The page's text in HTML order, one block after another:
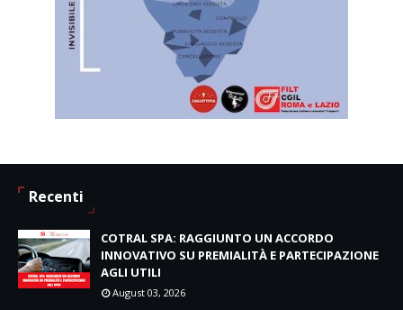
Recenti
COTRAL SPA: RAGGIUNTO UN ACCORDO
INNOVATIVO SU PREMIALITÀ E PARTECIPAZIONE
AGLI UTILI
August 03, 2026